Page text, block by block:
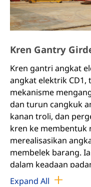
Kren Gantry
Kren gantri angkat
angkat elektrik CD1,
mekanisme
dan turun cangkuk
kanan troli, dan
kren ke membentuk
merealisasikan
membelek barang.
dalam keadaan
pengangkutan,
Expand All